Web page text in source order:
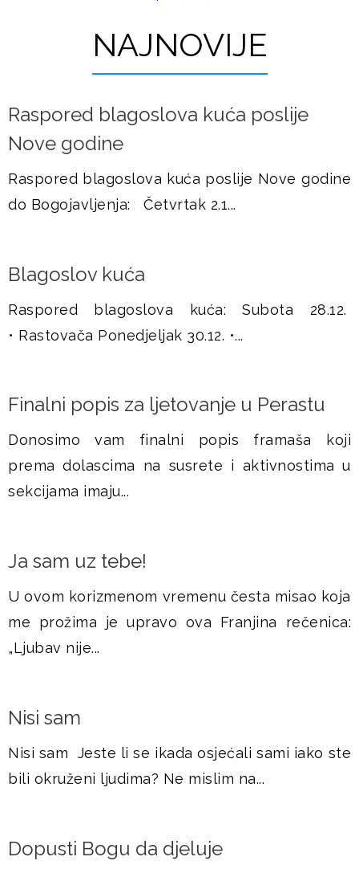
e
c
e
NAJNOVIJE
Raspored blagoslova kuća poslije
Nove godine
Raspored blagoslova kuća poslije Nove godine
do Bogojavljenja: Četvrtak 2.1...
Blagoslov kuća
Raspored blagoslova kuća: Subota 28.12.
• Rastovača Ponedjeljak 30.12. •...
Finalni popis za ljetovanje u Perastu
Donosimo vam finalni popis framaša koji
prema dolascima na susrete i aktivnostima u
sekcijama imaju...
Ja sam uz tebe!
U ovom korizmenom vremenu česta misao koja
me prožima je upravo ova Franjina rečenica:
„Ljubav nije...
Nisi sam
Nisi sam Jeste li se ikada osjećali sami iako ste
bili okruženi ljudima? Ne mislim na...
Dopusti Bogu da djeluje